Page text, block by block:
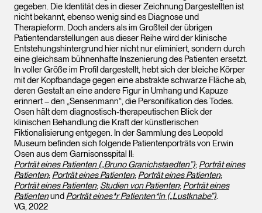
gegeben. Die Identität des in dieser Zeichnung Dargestellten ist
nicht bekannt, ebenso wenig sind es Diagnose und
Therapieform. Doch anders als im Großteil der übrigen
Patientendarstellungen aus dieser Reihe wird der klinische
Entstehungshintergrund hier nicht nur eliminiert, sondern durch
eine gleichsam bühnenhafte Inszenierung des Patienten ersetzt.
In voller Größe im Profil dargestellt, hebt sich der bleiche Körper
mit der Kopfbandage gegen eine abstrakte schwarze Fläche ab,
deren Gestalt an eine andere Figur in Umhang und Kapuze
erinnert – den „Sensenmann“, die Personifikation des Todes.
Osen hält dem diagnostisch-therapeutischen Blick der
klinischen Behandlung die Kraft der künstlerischen
Fiktionalisierung entgegen. In der Sammlung des Leopold
Museum befinden sich folgende Patientenporträts von Erwin
Osen aus dem Garnisonsspital II:
Porträt eines Patienten („Bruno Granichstaedten”); Porträt eines
Patienten; Porträt eines Patienten; Porträt eines Patienten;
Porträt eines Patienten; Studien von Patienten; Porträt eines
Patientenund Porträt eines*r Patienten*in („Lustknabe”).
VG, 2022